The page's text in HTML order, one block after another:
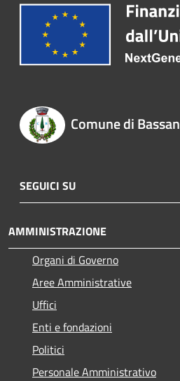
Comune di
SEGUICI SU
AMMINISTRAZIONE
Organi di Governo
Aree Amministrative
Uffici
Enti e fondazioni
Politici
Personale Amministrativo